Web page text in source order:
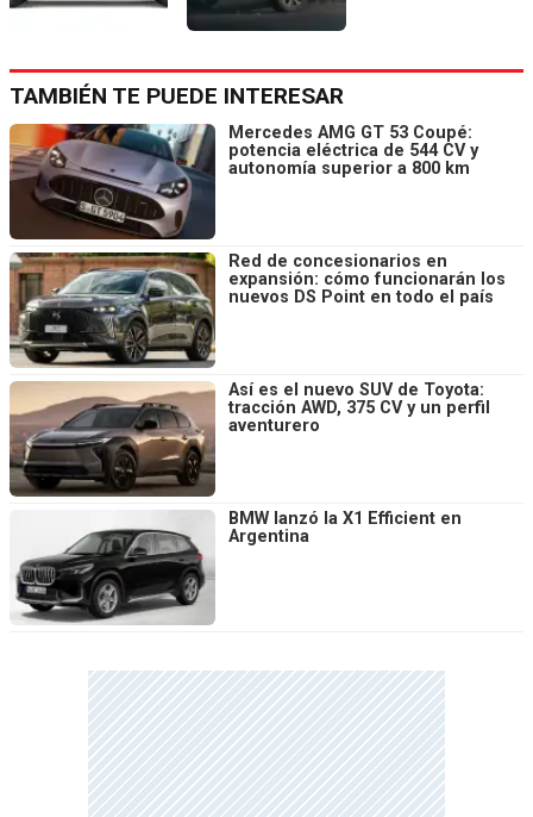
TAMBIÉN TE PUEDE INTERESAR
Mercedes AMG GT 53 Coupé:
potencia eléctrica de 544 CV y
autonomía superior a 800 km
Red de concesionarios en
expansión: cómo funcionarán los
nuevos DS Point en todo el país
Así es el nuevo SUV de Toyota:
tracción AWD, 375 CV y un perfil
aventurero
BMW lanzó la X1 Efficient en
Argentina